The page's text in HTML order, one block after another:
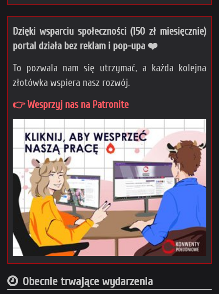
Dzięki wsparciu społeczności (150 zł miesięcznie)
portal działa bez reklam i pop-upa ❤️
To pozwala nam się utrzymać, a każda kolejna
złotówka wspiera nasz rozwój.
👉 Wesprzyj nas na Patronite
Obecnie trwające wydarzenia